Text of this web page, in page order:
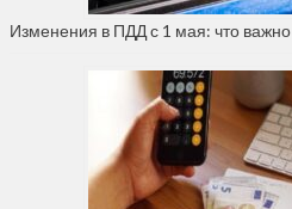
Изменения в ПДД с 1 мая: что важно